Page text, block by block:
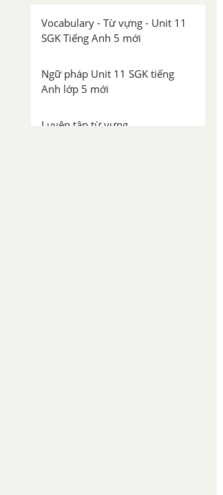
Vocabulary - Từ vựng - Unit 11
SGK Tiếng Anh 5 mới
Ngữ pháp Unit 11 SGK tiếng
Anh lớp 5 mới
Luyện tập từ vựng